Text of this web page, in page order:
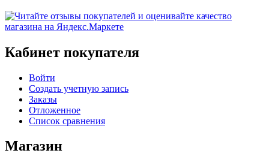
Кабинет покупателя
Войти
Создать учетную запись
Заказы
Отложенное
Список сравнения
Магазин